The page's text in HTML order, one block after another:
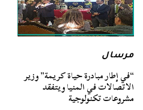
مرسال
“في إطار مبادرة حياة كريمة” وزير
الاتصالات في المنيا ويتفقد
مشروعات تكنولوجية